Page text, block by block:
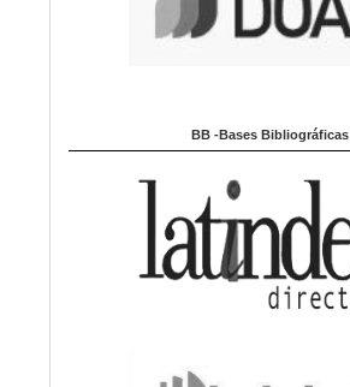
BB -Bases Bibliográficas